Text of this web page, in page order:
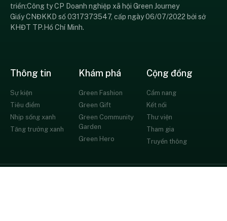
triển:Công ty CP Doanh nghiệp xã hội Green Journey
Giấy CNĐKKD số 0317373547, cấp ngày 06/07/2022 bởi sở
KHĐT TP.Hồ Chí Minh.
Thông tin
Sự kiện
Tiêu điểm
Nhịp sống xanh
Tăng trưởng xanh
Khám phá
Green Fashion
Green Gift
Green Community
Garden
Green Hero
Cộng đồng
Cẩm nang
Kết nối
Thư viện
Tham gia
Truyền thông